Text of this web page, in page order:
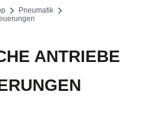
Pneumatik
ANTRIEBE